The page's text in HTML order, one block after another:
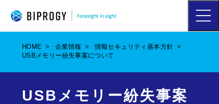
ハ
ン
メ
HOME 企業情報
情報セキュリティ基本方針
USBメモリー紛失事案について
USBメモリー紛失事案